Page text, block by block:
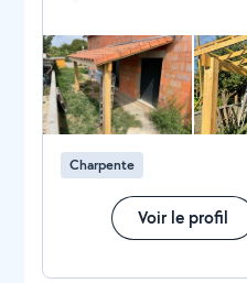
Charpente
Voir le profil